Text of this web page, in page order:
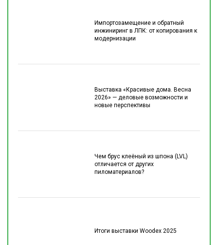
Импортозамещение и обратный
инжиниринг в ЛПК: от копирования к
модернизации
Выставка «Красивые дома. Весна
2026» — деловые возможности и
новые перспективы
Чем брус клеёный из шпона (LVL)
отличается от других
пиломатериалов?
Итоги выставки Woodex 2025